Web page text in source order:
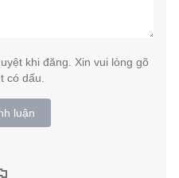
khi đăng. Xin vui lòng gõ
có dấu.
luận